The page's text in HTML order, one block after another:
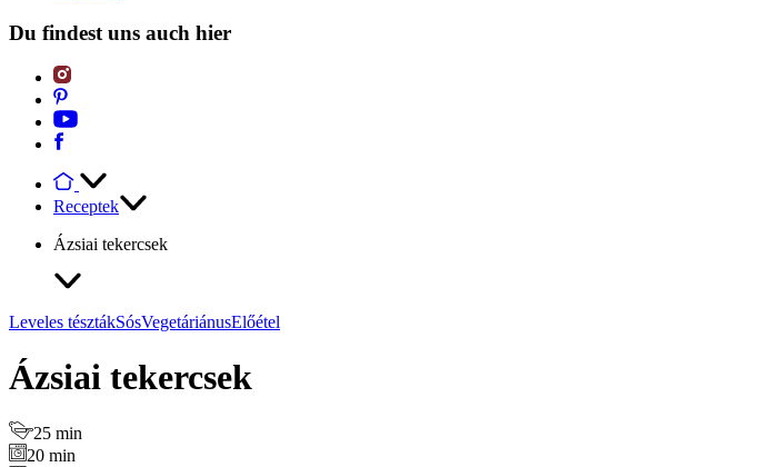
Du findest uns auch hier
Receptek
Ázsiai tekercsek
Leveles tésztákSósVegetáriánusElőétel
Ázsiai tekercsek
25 min
20 min